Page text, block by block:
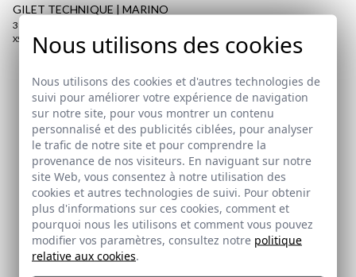
GILET TECHNIQUE | MARINO
39,95 €
XS
Abonnez-vous à notre Newsletter
Email
J'ai lu et j'accepte votrepolitique de protection des
données
Nous utilisons des cookies
Nous utilisons des cookies et d'autres technologies de
suivi pour améliorer votre expérience de navigation
sur notre site, pour vous montrer un contenu
personnalisé et des publicités ciblées, pour analyser
le trafic de notre site et pour comprendre la
provenance de nos visiteurs. En naviguant sur notre
site Web, vous consentez à notre utilisation des
cookies et autres technologies de suivi. Pour obtenir
plus d'informations sur ces cookies, comment et
pourquoi nous les utilisons et comment vous pouvez
modifier vos paramètres, consultez notre politique
relative aux cookies.